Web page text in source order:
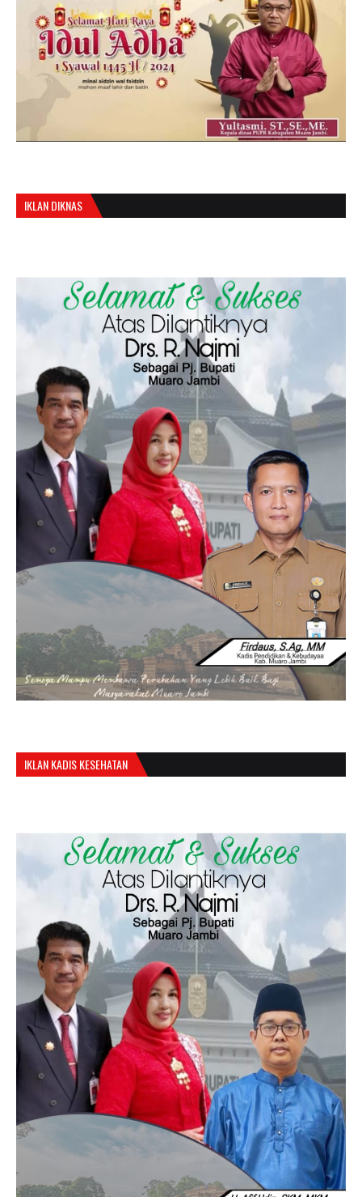
IKLAN DIKNAS
IKLAN KADIS KESEHATAN